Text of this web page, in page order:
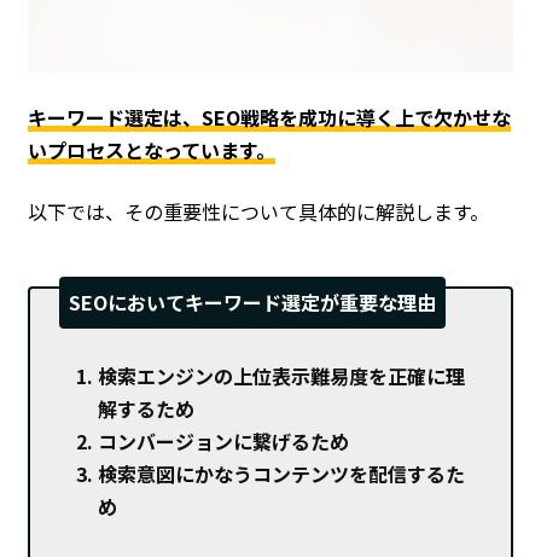
キーワード選定は、SEO戦略を成功に導く上で欠かせな
いプロセスとなっています。
以下では、その重要性について具体的に解説します。
SEOにおいてキーワード選定が重要な理由
検索エンジンの上位表示難易度を正確に理
解するため
コンバージョンに繋げるため
検索意図にかなうコンテンツを配信するた
め